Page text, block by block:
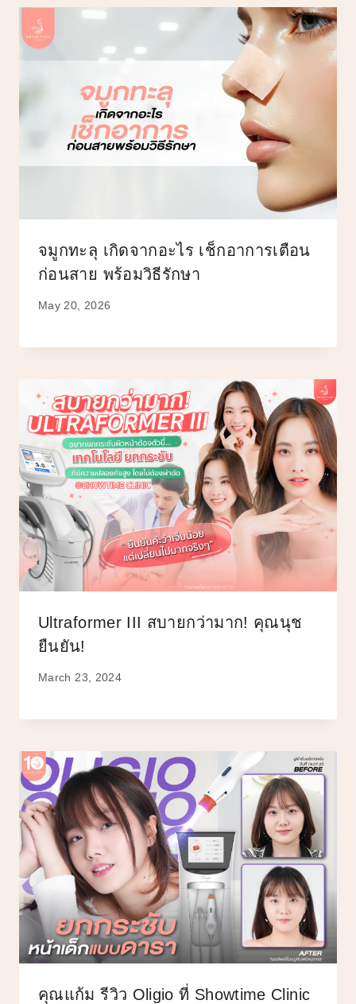
จมูกทะลุ เกิดจากอะไร เช็กอาการเตือน
ก่อนสาย พร้อมวิธีรักษา
May 20, 2026
Ultraformer III สบายกว่ามาก! คุณนุช
ยืนยัน!
March 23, 2024
คุณแก้ม รีวิว Oligio ที่ Showtime Clinic